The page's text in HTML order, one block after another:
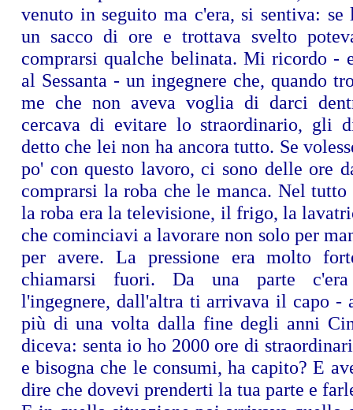
venuto in seguito ma c'era, si sentiva: se
un sacco di ore e trottava svelto
comprarsi qualche belinata. Mi ricordo -
al Sessanta - un ingegnere che, quando
me che non aveva voglia di darci
cercava di evitare lo straordinario, gli
detto che lei non ha ancora tutto. Se
po' con questo lavoro, ci sono delle ore
comprarsi la roba che le manca. Nel tutto
la roba era la televisione, il frigo, la
che cominciavi a lavorare non solo per
per avere. La pressione era molto
chiamarsi fuori. Da una parte
l'ingegnere, dall'altra ti arrivava il capo -
più di una volta dalla fine degli anni
diceva: senta io ho 2000 ore di
e bisogna che le consumi, ha capito? E
dire che dovevi prenderti la tua parte e